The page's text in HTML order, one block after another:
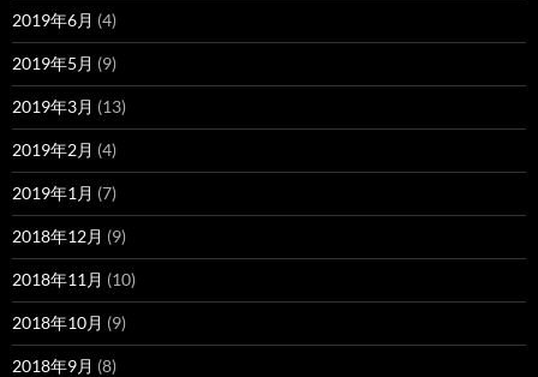
2019年6月 (4)
2019年5月 (9)
2019年3月 (13)
2019年2月 (4)
2019年1月 (7)
2018年12月 (9)
2018年11月 (10)
2018年10月 (9)
2018年9月 (8)